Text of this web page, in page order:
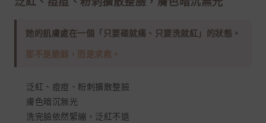
她的肌膚處在一個「只要碰就痛、只要洗就紅」的狀態。
那不是脆弱，而是求救。
泛紅、痘痘、粉刺擴散整臉
膚色暗沉無光
洗完臉依然緊繃，泛紅不退